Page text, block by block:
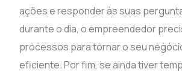
ações e responder às suas
durante o dia, o empreendedor
processos para tornar o seu
eficiente. Por fim, se ainda tiver